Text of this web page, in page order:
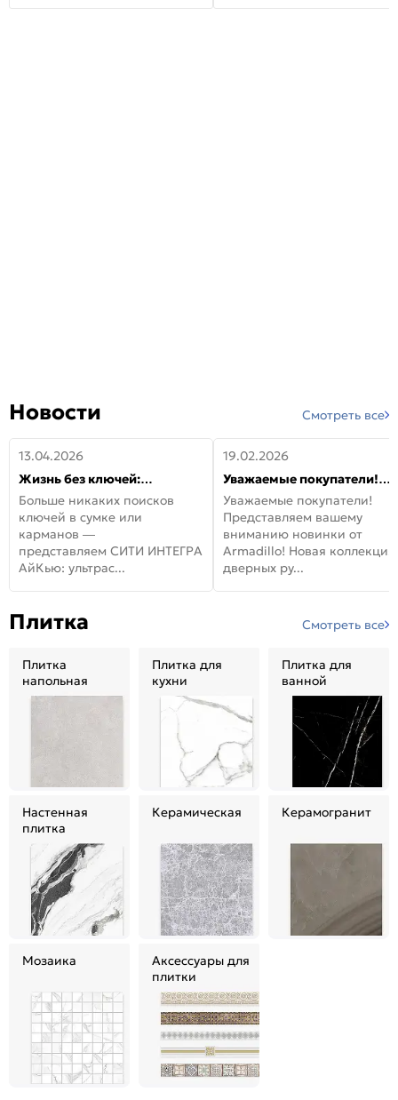
Новости Смотреть все
13.04.2026
Жизнь без ключей:
встречайте новую дверь
СИТИ ИНТЕГРА АйКью!
Больше никаких поисков
ключей в сумке или
карманов —
представляем СИТИ ИНТЕГРА
АйКью: ультрас...
19.02.2026
Уважаемые покупатели!
Представляем вашему
вниманию новинки от
Armadillo!
Уважаемые покупатели!
Представляем вашему
вниманию новинки от
Armadillo! Новая коллекция
дверных ру...
Плитка Смотреть все
Плитка
напольная
Плитка для
кухни
Плитка для
ванной
Настенная
плитка
Керамическая Керамогранит
Мозаика
Аксессуары для
плитки